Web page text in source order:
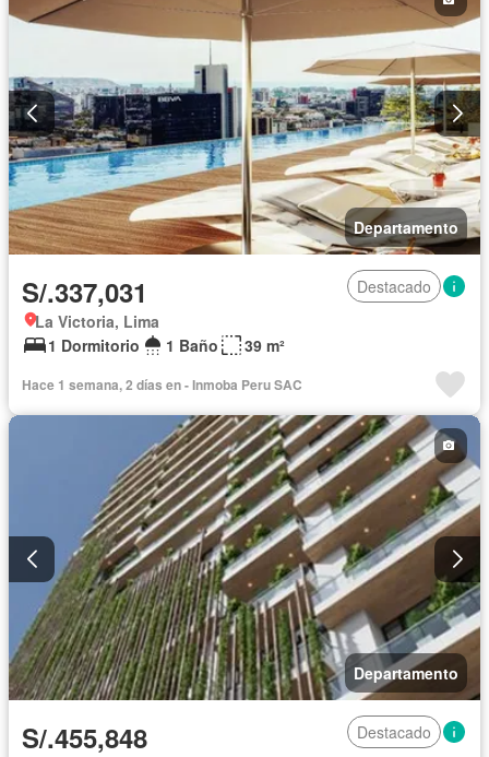
Departamento
S/.337,031
Destacado
La Victoria, Lima
1 Dormitorio
1 Baño 39 m²
Hace 1 semana, 2 días en - Inmoba Peru SAC
Departamento
S/.455,848
Destacado